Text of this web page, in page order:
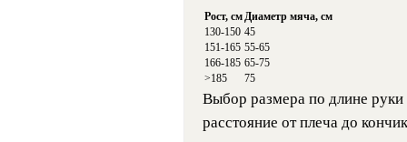
Рост, см Диаметр мяча, см
130-150 45
151-165 55-65
166-185 65-75
>185
75
Выбор размера по длине
расстояние от плеча до